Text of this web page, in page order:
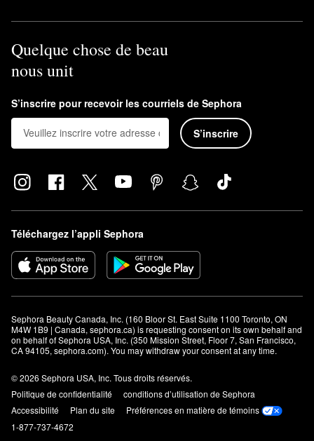
Quelque chose de beau
nous unit
S’inscrire pour recevoir les courriels de Sephora
S’inscrire
Téléchargez l’appli Sephora
Sephora Beauty Canada, Inc. (160 Bloor St. East Suite 1100 Toronto, ON
M4W 1B9 | Canada, sephora.ca) is requesting consent on its own behalf and
on behalf of Sephora USA, Inc. (350 Mission Street, Floor 7, San Francisco,
CA 94105, sephora.com). You may withdraw your consent at any time.
© 2026 Sephora USA, Inc. Tous droits réservés.
Politique de confidentialité
conditions d’utilisation de Sephora
Accessibilité
Plan du site
Préférences en matière de témoins
1-877-737-4672